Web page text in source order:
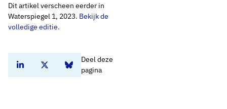
Dit artikel verscheen eerder in
Waterspiegel 1, 2023. Bekijk de
volledige editie.
Deel deze
pagina
Deel dit artikel op Linkedin
Deel dit artikel op Twitter
Deel dit artikel op Bluesky